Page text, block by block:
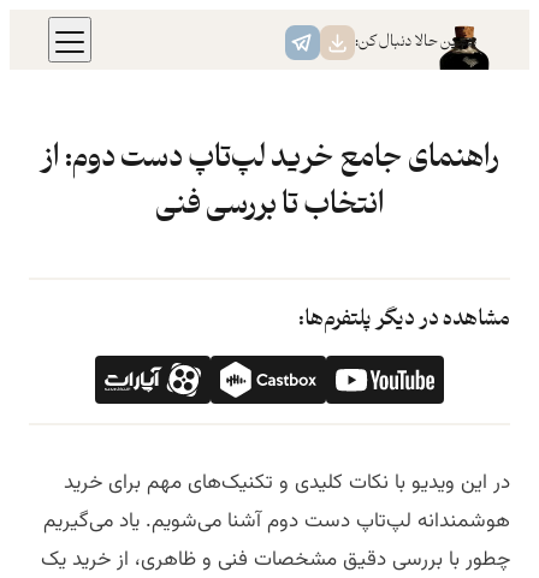
محتوا
همین حالا دنبال کن:
راهنمای جامع خرید لپ‌تاپ دست دوم: از
انتخاب تا بررسی فنی
مشاهده در دیگر پلتفرم‌ها:
در این ویدیو با نکات کلیدی و تکنیک‌های مهم برای خرید
هوشمندانه لپ‌تاپ دست دوم آشنا می‌شویم. یاد می‌گیریم
چطور با بررسی دقیق مشخصات فنی و ظاهری، از خرید یک